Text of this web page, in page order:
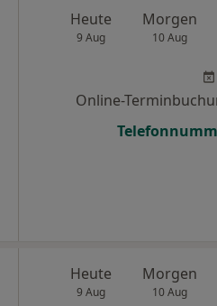
Heute
9 Aug
Morgen
10 Aug
Online-
Heute
9 Aug
Morgen
10 Aug